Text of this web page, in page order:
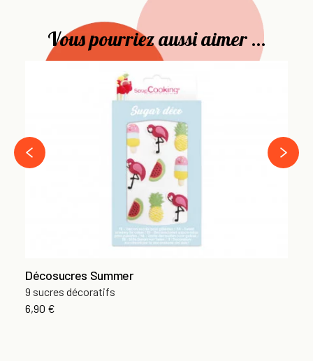
Vous pourriez aussi aimer ...
Décosucres Summer
9 sucres décoratifs
6,90 €
‹
›